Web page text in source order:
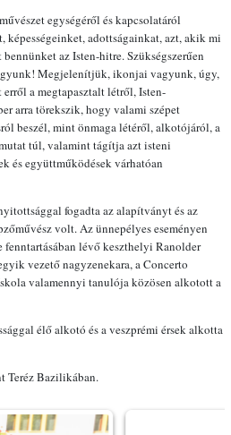
egységéről és kapcsolatáról
adottságainkat, azt, akik mi
az Isten-hitre. Szükségszerűen
Megjelenítjük, ikonjai vagyunk, úgy,
a megtapasztalt létről, Isten-
arra törekszik, hogy valami szépet
beszél, mint önmaga létéről, alkotójáról, a
túl, valamint tágítja azt isteni
és együttműködések várhatóan
fogadta az alapítványt és az
volt. Az ünnepélyes eseményen
fenntartásában lévő keszthelyi Ranolder
vezető nagyzenekara, a Concerto
valamennyi tanulója közösen alkotott a
élő alkotó és a veszprémi érsek alkotta
Teréz Bazilikában.